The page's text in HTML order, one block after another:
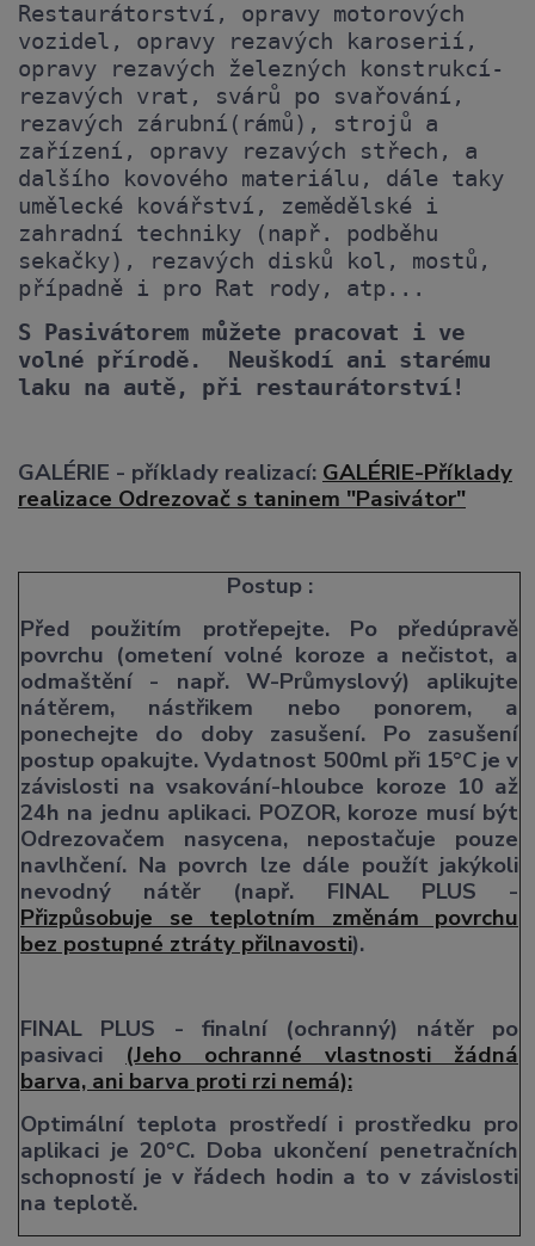
Restaurátorství, opravy motorových
vozidel, opravy rezavých karoserií,
opravy rezavých železných konstrukcí-
rezavých vrat, svárů po svařování,
rezavých zárubní(rámů), strojů a
zařízení, opravy rezavých střech, a
dalšího kovového materiálu, dále taky
umělecké kovářství, zemědělské i
zahradní techniky (např. podběhu
sekačky), rezavých disků kol, mostů,
případně i pro Rat rody, atp...
S Pasivátorem můžete pracovat i ve
volné přírodě.
Neuškodí ani starému
laku na autě, při restaurátorství!
GALÉRIE - příklady realizací: GALÉRIE-Příklady
realizace Odrezovač s taninem "Pasivátor"
Postup :
Před použitím protřepejte. Po předúpravě
povrchu (ometení volné koroze a nečistot, a
odmaštění - např. W-Průmyslový) aplikujte
nátěrem, nástřikem nebo ponorem, a
ponechejte do doby zasušení. Po zasušení
postup opakujte. Vydatnost 500ml při 15°C je v
závislosti na vsakování-hloubce koroze 10 až
24h na jednu aplikaci. POZOR, koroze musí být
Odrezovačem nasycena, nepostačuje pouze
navlhčení. Na povrch lze dále použít jakýkoli
nevodný nátěr (např. FINAL PLUS -
Přizpůsobuje se teplotním změnám povrchu
bez postupné ztráty přilnavosti).
FINAL PLUS - finalní (ochranný) nátěr po
pasivaci (Jeho ochranné vlastnosti žádná
barva, ani barva proti rzi nemá):
Optimální teplota prostředí i prostředku pro
aplikaci je 20°C. Doba ukončení penetračních
schopností je v řádech hodin a to v závislosti
na teplotě.